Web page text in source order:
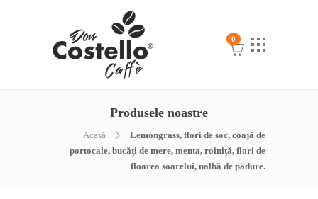
0
Produsele noastre
Acasă
Lemongrass, flori de soc, coajă de
portocale, bucăți de mere, menta, roiniță, flori de
floarea soarelui, nalbă de pădure.